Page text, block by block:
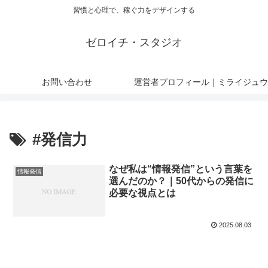
習慣と心理で、稼ぐ力をデザインする
ゼロイチ・スタジオ
お問い合わせ 運営者プロフィール｜ミライジュウ
#発信力
情報発信
なぜ私は“情報発信”という言葉を
選んだのか？｜50代からの発信に
必要な視点とは
2025.08.03